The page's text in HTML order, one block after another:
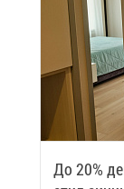
До 20%